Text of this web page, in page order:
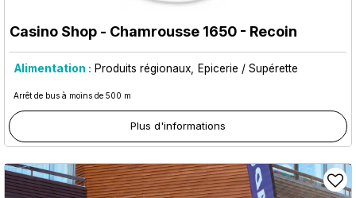
Casino Shop - Chamrousse 1650 - Recoin
Alimentation : Produits régionaux Epicerie / Supérette
Arrêt de bus à moins de 500 m
Plus d'informations